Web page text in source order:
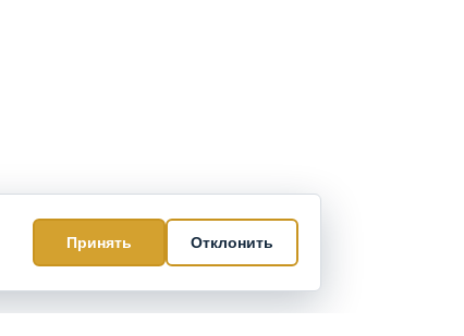
Принять Отклонить